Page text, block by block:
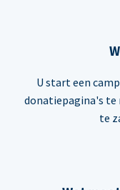
U start een
donatiepagina's te
te